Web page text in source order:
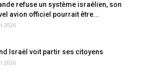
refuse un système israélien, son
avion officiel pourrait être...
2026
Israël voit partir ses citoyens
2026